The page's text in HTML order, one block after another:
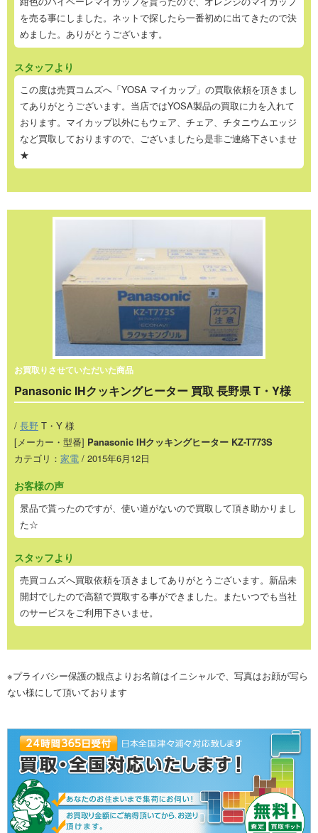
を売る事にしました。ネットで探したら一番初めに出てきたので決
めました。ありがとうございます。
スタッフより
この度は売買コムズへ「YOSA マイカップ」の買取依頼を頂きまし
てありがとうございます。当店ではYOSA製品の買取に力を入れて
おります。マイカップ以外にもウェア、チェア、チタニウムエッジ
など買取しておりますので、ございましたら是非ご連絡下さいませ
★
お買取りさせていただいた商品
Panasonic IHクッキングヒーター 買取 長野県 T・Y様
/ 長野 T・Y 様
[メーカー・型番] Panasonic IHクッキングヒーター KZ-T773S
カテゴリ： 家電 / 2015年6月12日
お客様の声
景品で貰ったのですが、使い道がないので買取して頂き助かりまし
た☆
スタッフより
売買コムズへ買取依頼を頂きましてありがとうございます。新品未
開封でしたので高額で買取する事ができました。またいつでも当社
のサービスをご利用下さいませ。
※プライバシー保護の観点よりお名前はイニシャルで、写真はお顔が写ら
ない様にして頂いております